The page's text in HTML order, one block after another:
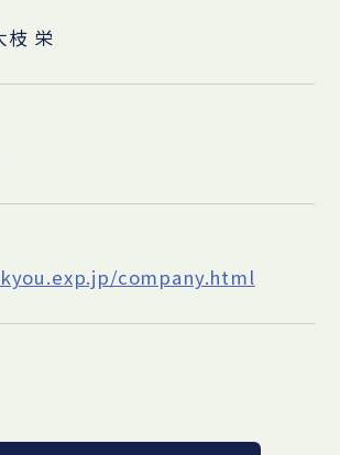
栄
company.html